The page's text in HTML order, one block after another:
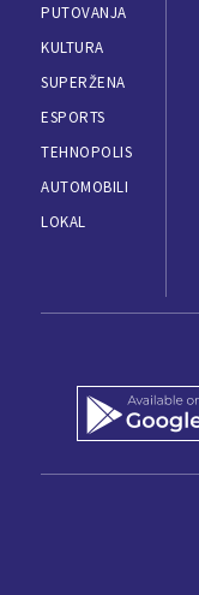
PUTOVANJA
KULTURA
SUPERŽENA
ESPORTS
TEHNOPOLIS
AUTOMOBILI
LOKAL